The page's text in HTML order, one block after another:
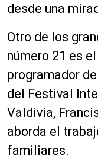
desde una
Otro de los
número 21 es
programador
del Festival
Valdivia,
aborda el
familiares.